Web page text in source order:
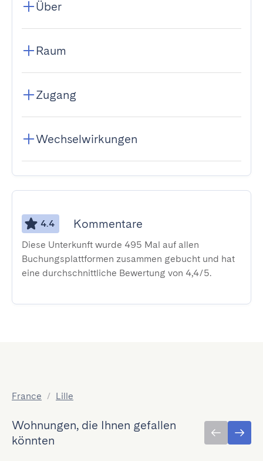
Über
Raum
Zugang
Wechselwirkungen
4.4 Kommentare
Diese Unterkunft wurde 495 Mal auf allen
Buchungsplattformen zusammen gebucht und hat
eine durchschnittliche Bewertung von 4,4/5.
France / Lille
Wohnungen, die Ihnen gefallen
könnten